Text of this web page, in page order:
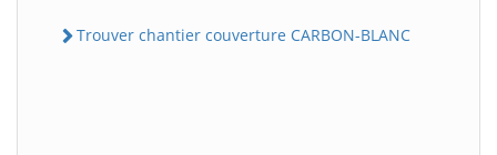
Trouver chantier couverture CARBON-BLANC